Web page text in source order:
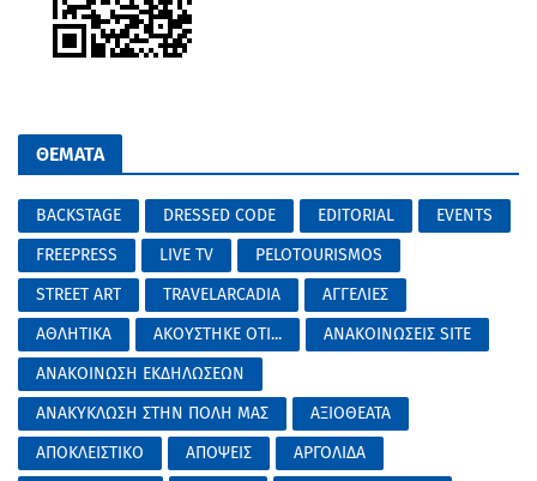
ΘΕΜΑΤΑ
BACKSTAGE DRESSED CODE EDITORIAL
EVENTS
FREEPRESS
LIVE TV
PELOTOURISMOS
STREET ART
TRAVELARCADIA
ΑΓΓΕΛΙΕΣ
ΑΘΛΗΤΙΚΑ
ΑΚΟΥΣΤΗΚΕ ΟΤΙ...
ΑΝΑΚΟΙΝΩΣΕΙΣ SITE
ΑΝΑΚΟΙΝΩΣΗ ΕΚΔΗΛΩΣΕΩΝ
ΑΝΑΚΥΚΛΩΣΗ ΣΤΗΝ ΠΟΛΗ ΜΑΣ
ΑΞΙΟΘΕΑΤΑ
ΑΠΟΚΛΕΙΣΤΙΚΟ
ΑΠΟΨΕΙΣ
ΑΡΓΟΛΙΔΑ